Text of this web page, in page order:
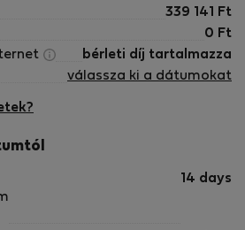
339 141
Ft
0 Ft
bérleti díj tartalmazza
válassza ki a dátumokat
14 days